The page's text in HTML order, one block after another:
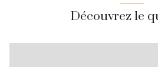
Découvrez le